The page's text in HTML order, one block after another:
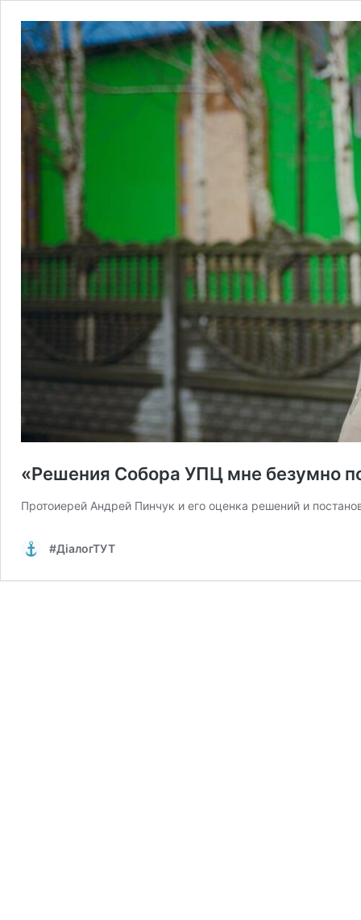
«Решения Собора УПЦ мне безумно
Протоиерей Андрей Пинчук и его оценка решений и
#ДіалогТУТ